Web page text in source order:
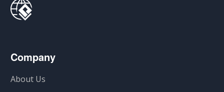
Company
About Us